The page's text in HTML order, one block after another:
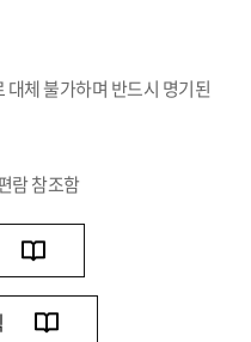
체 불가하며 반드시 명기된
람 참조함